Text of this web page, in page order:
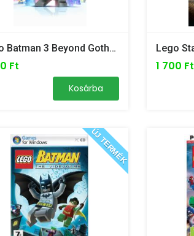
Lego Batman 3 Beyond Gotham - PC
Ft
Kosárba
1 700 Ft
ÚJ TERMÉK